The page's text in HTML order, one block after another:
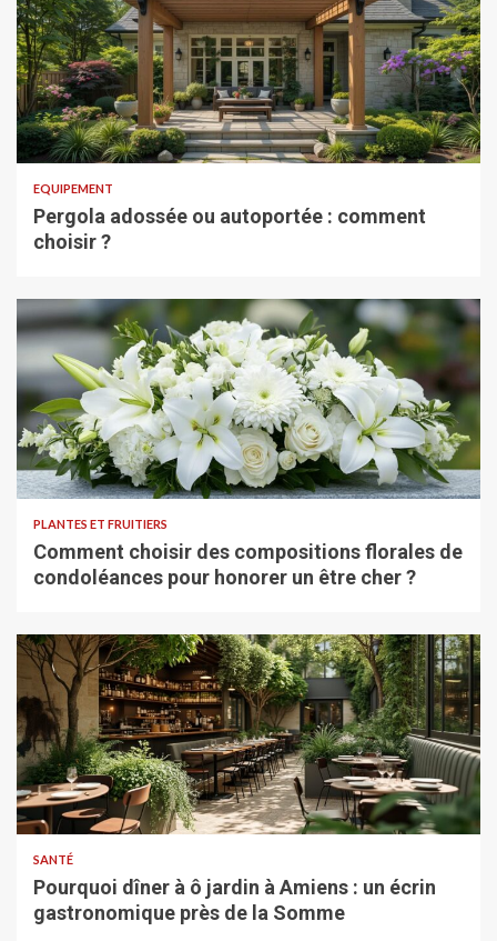
EQUIPEMENT
Pergola adossée ou autoportée : comment
choisir ?
PLANTES ET FRUITIERS
Comment choisir des compositions florales de
condoléances pour honorer un être cher ?
SANTÉ
Pourquoi dîner à ô jardin à Amiens : un écrin
gastronomique près de la Somme